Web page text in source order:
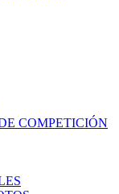
COMPETICIÓN